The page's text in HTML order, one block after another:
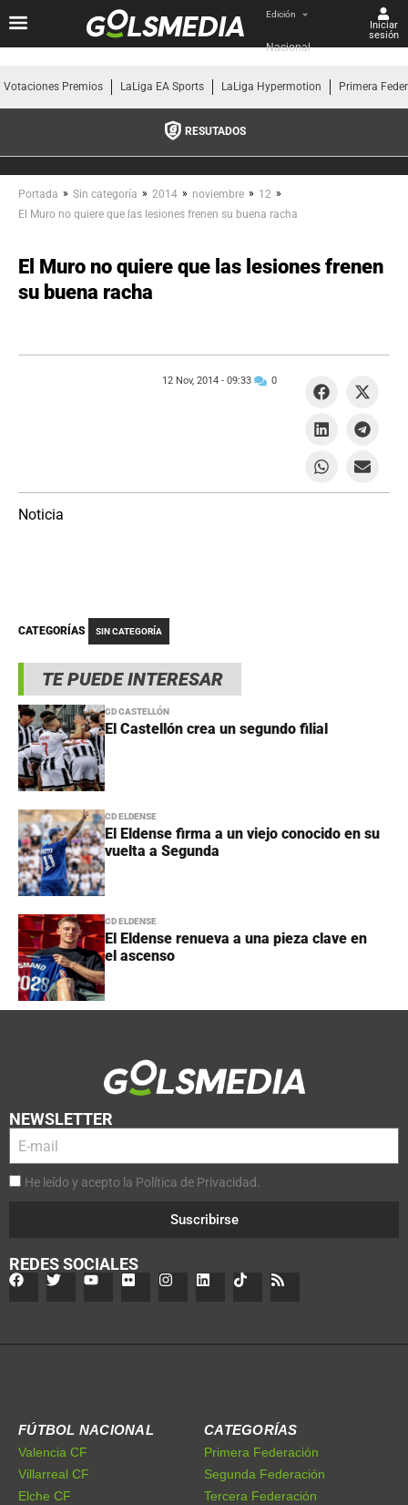
Edición
Nacional
Iniciar
sesión
Votaciones Premios LaLiga EA Sports LaLiga Hypermotion Primera
RESUTADOS
Portada » Sin categoría » 2014 » noviembre » 12 »
El Muro no quiere que las lesiones frenen su buena racha
TE PUEDE INTERESAR
CD CASTELLÓN
El Castellón crea un segundo filial
CD ELDENSE
El Eldense firma a un viejo conocido en su
vuelta a Segunda
CD ELDENSE
El Eldense renueva a una pieza clave en
el ascenso
El Muro no quiere que las lesiones frenen
su buena racha
Noticia
12 Nov, 2014 - 09:33 0
CATEGORÍAS SIN CATEGORÍA
NEWSLETTER
He leído y acepto la Política de Privacidad.
Suscribirse
REDES SOCIALES
FÚTBOL NACIONAL
Valencia CF
Villarreal CF
Elche CF
CATEGORÍAS
Primera Federación
Segunda Federación
Tercera Federación